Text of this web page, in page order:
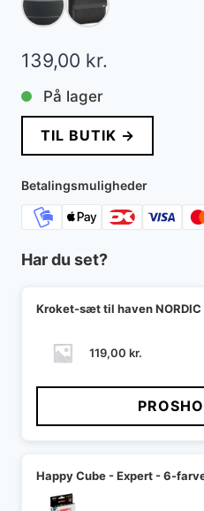
139,00 kr.
På lager
TIL BUTIK →
Betalingsmuligheder
Har du set?
Kroket-sæt til haven NORDIC
119,00 kr.
Happy Cube - Expert - 6-